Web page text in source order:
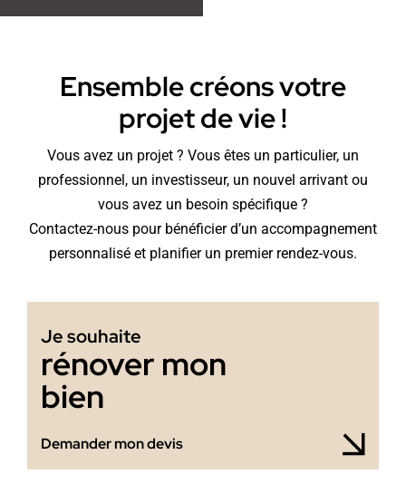
Ensemble créons votre
projet de vie !
Vous avez un projet ? Vous êtes un particulier, un
professionnel, un investisseur, un nouvel arrivant ou
vous avez un besoin spécifique ?
Contactez-nous pour bénéficier d’un accompagnement
personnalisé et planifier un premier rendez-vous.
Je souhaite
rénover mon
bien
Demander mon devis